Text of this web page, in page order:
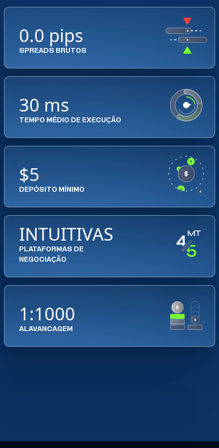
0.0 pips
SPREADS BRUTOS
30 ms
TEMPO MÉDIO DE EXECUÇÃO
$5
DEPÓSITO MÍNIMO
INTUITIVAS
PLATAFORMAS DE
NEGOCIAÇÃO
1:1000
ALAVANCAGEM